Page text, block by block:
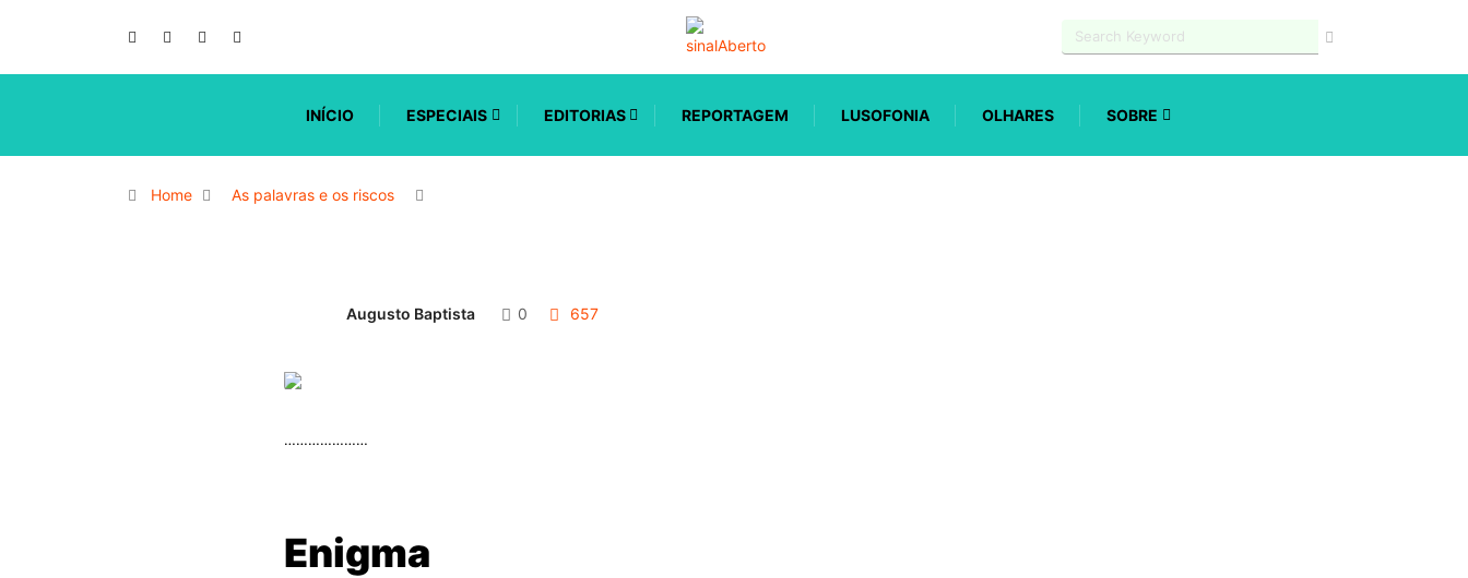
INÍCIO ESPECIAIS EDITORIAS REPORTAGEM LUSOFONIA OLHARES SOBRE
Home As palavras e os riscos
Augusto Baptista 0 657
…………………
Enigma